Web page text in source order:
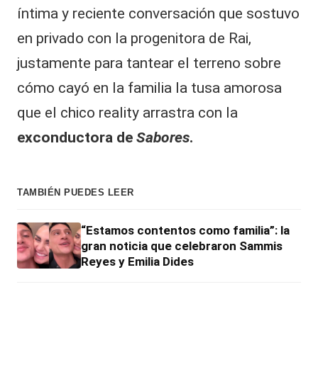
íntima y reciente conversación que sostuvo
en privado con la progenitora de Rai,
justamente para tantear el terreno sobre
cómo cayó en la familia la tusa amorosa
que el chico reality arrastra con la
exconductora de Sabores.
TAMBIÉN PUEDES LEER
“Estamos contentos como familia”: la
gran noticia que celebraron Sammis
Reyes y Emilia Dides